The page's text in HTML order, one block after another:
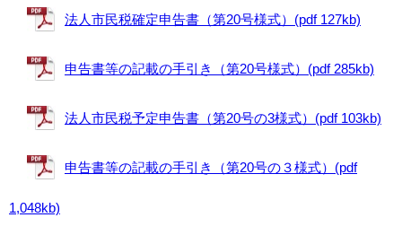
法人市民税確定申告書（第20号様式）(pdf 127kb)
申告書等の記載の手引き（第20号様式）(pdf 285kb)
法人市民税予定申告書（第20号の3様式）(pdf 103kb)
申告書等の記載の手引き（第20号の３様式）(pdf
1,048kb)